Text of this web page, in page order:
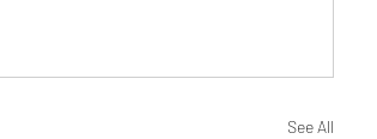
See All